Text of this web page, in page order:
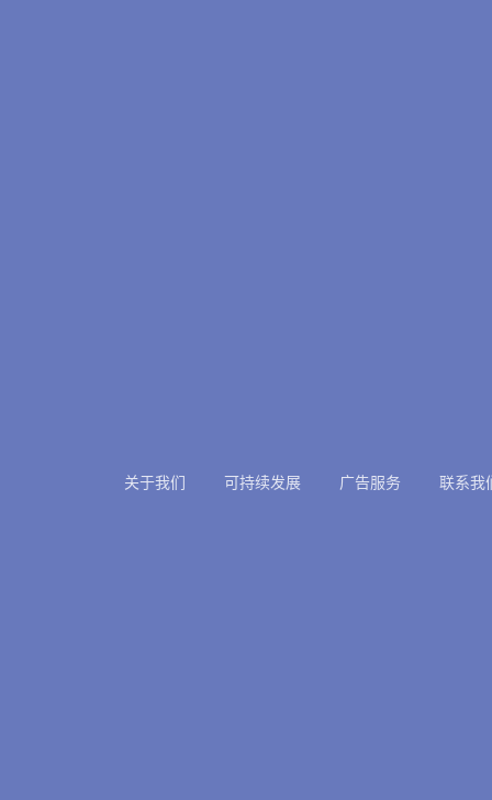
关于我们 可持续发展 广告服务 联系我